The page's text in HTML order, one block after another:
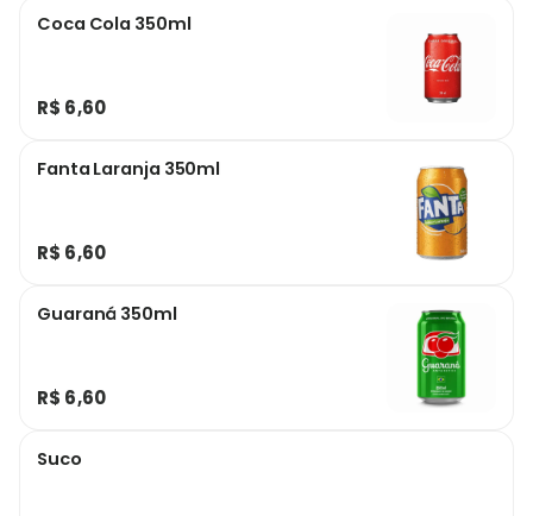
Coca Cola 350ml
R$ 6,60
Fanta Laranja 350ml
R$ 6,60
Guaraná 350ml
R$ 6,60
Suco